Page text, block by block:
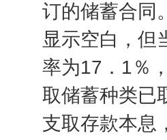
订的储蓄合同
显示空白，但
率为17 ． 1％
取储蓄种类已
支取存款本息